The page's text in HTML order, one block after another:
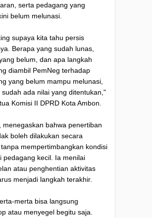
serta pedagang yang
belum melunasi.
supaya kita tahu persis
Berapa yang sudah lunas,
belum, dan apa langkah
diambil PemNeg terhadap
yang belum mampu melunasi,
sudah ada nilai yang ditentukan,"
Komisi II DPRD Kota Ambon.
menegaskan bahwa penertiban
boleh dilakukan secara
mempertimbangkan kondisi
pedagang kecil. Ia menilai
atau penghentian aktivitas
menjadi langkah terakhir.
merta bisa langsung
atau menyegel begitu saja.